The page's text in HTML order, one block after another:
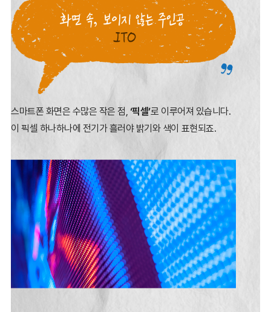
스마트폰 화면은 수많은 작은 점, ‘픽셀’로 이루어져 있습니다.
이 픽셀 하나하나에 전기가 흘러야 밝기와 색이 표현되죠.